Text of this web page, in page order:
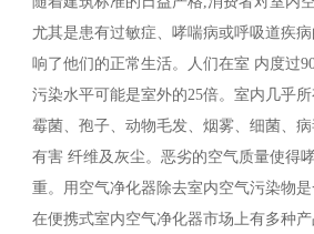
尤其是患有过敏症、哮喘病或呼吸道疾
响了他们的正常生活。人们在室 内度过
污染水平可能是室外的25倍。室内几乎所
霉菌、孢子、动物毛发、烟雾、细菌、
有害 纤维及灰尘。恶劣的空气质量使得
重。用空气净化器除去室内空气污染物是
在便携式室内空气净化器市场上有多种